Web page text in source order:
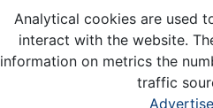
Analytical cookies are used
interact with the website.
information on metrics the
traffic